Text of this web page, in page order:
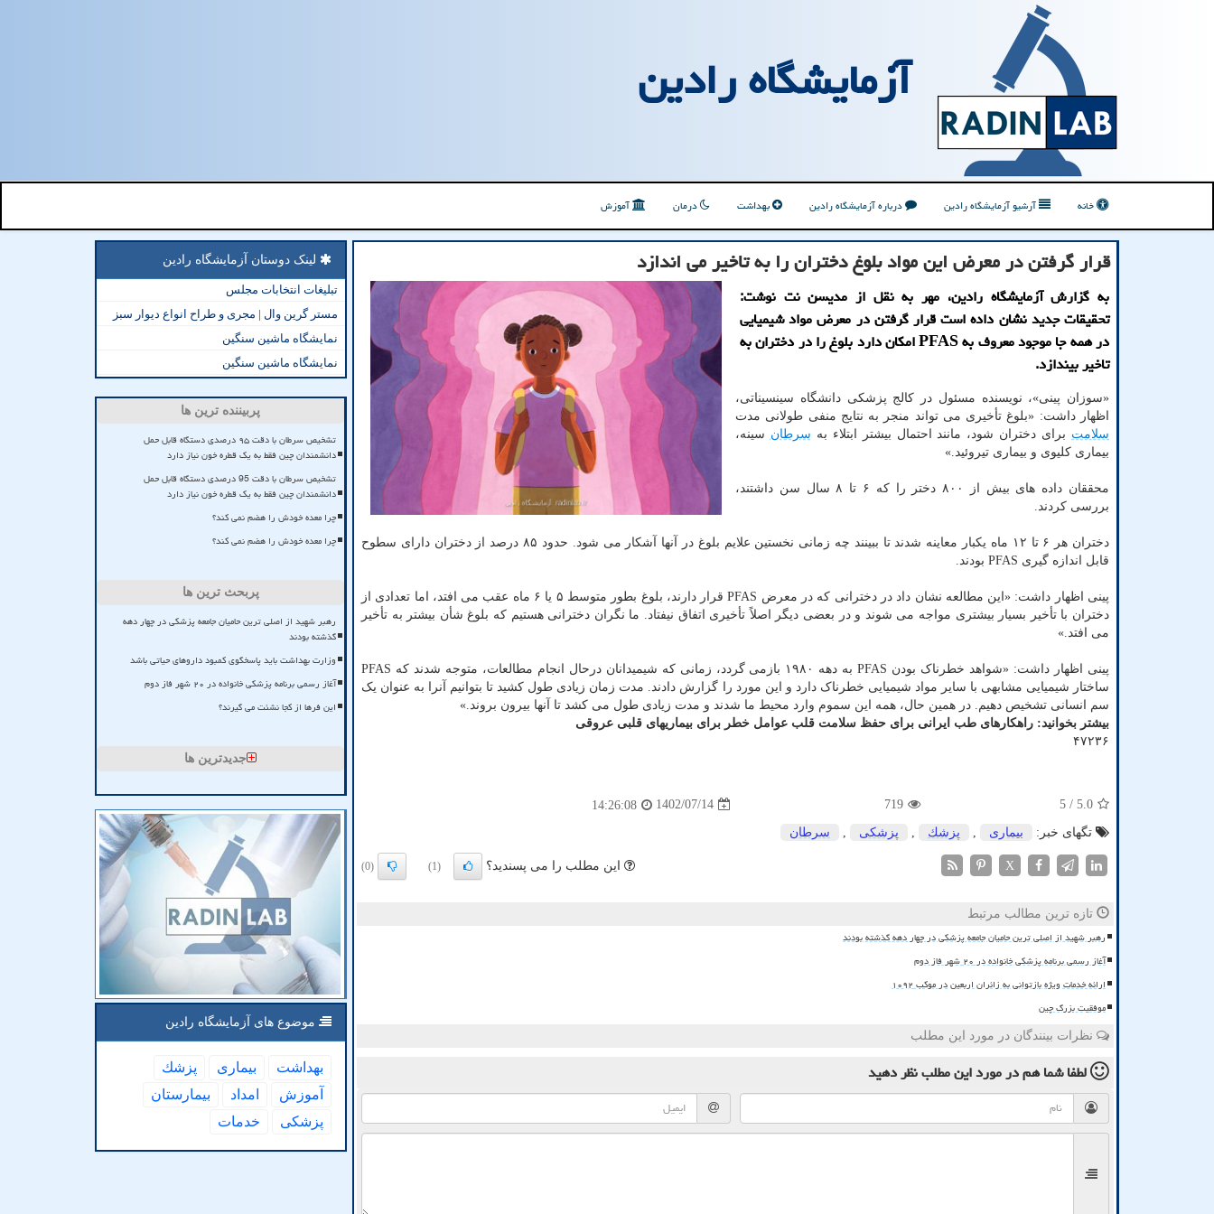
آزمایشگاه رادین
خانه آرشیو آزمایشگاه رادین درباره آزمایشگاه رادین بهداشت درمان آموزش
قرار گرفتن در معرض این مواد بلوغ دختران را به تاخیر می اندازد
به گزارش آزمایشگاه رادین، مهر به نقل از مدیسن نت نوشت:
تحقیقات جدید نشان داده است قرار گرفتن در معرض مواد شیمیایی
در همه جا موجود معروف به PFAS امکان دارد بلوغ را در دختران به
تاخیر بیندازد.
«سوزان پینی»، نویسنده مسئول در کالج پزشکی دانشگاه سینسیناتی،
اظهار داشت: «بلوغ تأخیری می تواند منجر به نتایج منفی طولانی مدت
سلامت برای دختران شود، مانند احتمال بیشتر ابتلاء به سرطان سینه،
بیماری کلیوی و بیماری تیروئید.»
محققان داده های بیش از ۸۰۰ دختر را که ۶ تا ۸ سال سن داشتند،
بررسی کردند.
دختران هر ۶ تا ۱۲ ماه یکبار معاینه شدند تا ببینند چه زمانی نخستین علایم بلوغ در آنها آشکار می شود. حدود ۸۵ درصد از دختران دارای سطوح
قابل اندازه گیری PFAS بودند.
پینی اظهار داشت: «این مطالعه نشان داد در دخترانی که در معرض PFAS قرار دارند، بلوغ بطور متوسط ۵ یا ۶ ماه عقب می افتد، اما تعدادی از
دختران با تأخیر بسیار بیشتری مواجه می شوند و در بعضی دیگر اصلاً تأخیری اتفاق نیفتاد. ما نگران دخترانی هستیم که بلوغ شأن بیشتر به تأخیر
می افتد.»
پینی اظهار داشت: «شواهد خطرناک بودن PFAS به دهه ۱۹۸۰ بازمی گردد، زمانی که شیمیدانان درحال انجام مطالعات، متوجه شدند که PFAS
ساختار شیمیایی مشابهی با سایر مواد شیمیایی خطرناک دارد و این مورد را گزارش دادند. مدت زمان زیادی طول کشید تا بتوانیم آنرا به عنوان یک
سم انسانی تشخیص دهیم. در همین حال، همه این سموم وارد محیط ما شدند و مدت زیادی طول می کشد تا آنها بیرون بروند.»
بیشتر بخوانید: راهکارهای طب ایرانی برای حفظ سلامت قلب عوامل خطر برای بیماریهای قلبی عروقی
۴۷۲۳۶
5.0
/ 5
719
1402/07/14
14:26:08
تگهای خبر:
بیماری پزشك پزشكی سرطان
X این مطلب را می پسندید؟ (1)
(0)
تازه ترین مطالب مرتبط
رهبر شهید از اصلی ترین حامیان جامعه پزشکی در چهار دهه گذشته بودند
آغاز رسمی برنامه پزشکی خانواده در ۲۰ شهر فاز دوم
ارائه خدمات ویژه بازتوانی به زائران اربعین در موکب ۱۰۹۲
موفقیت بزرگ چین
نظرات بینندگان در مورد این مطلب
لطفا شما همدر مورد این مطلبنظر دهید
لینک دوستان آزمایشگاه رادین
تبلیغات انتخابات مجلس
مستر گرین وال | مجری و طراح انواع دیوار سبز
نمایشگاه ماشین سنگین
نمایشگاه ماشین سنگین
پربیننده ترین ها
تشخیص سرطان با دقت ۹۵ درصدی دستگاه قابل حمل
دانشمندان چین فقط به یک قطره خون نیاز دارد
تشخیص سرطان با دقت 95 درصدی دستگاه قابل حمل
دانشمندان چین فقط به یک قطره خون نیاز دارد
چرا معده خودش را هضم نمی کند؟
چرا معده خودش را هضم نمی کند؟
پربحث ترین ها
رهبر شهید از اصلی ترین حامیان جامعه پزشکی در چهار دهه
گذشته بودند
وزارت بهداشت باید پاسخگوی کمبود داروهای حیاتی باشد
آغاز رسمی برنامه پزشکی خانواده در ۲۰ شهر فاز دوم
این فرها از کجا نشئت می گیرند؟
جدیدترین ها
موضوع های آزمایشگاه رادین
بهداشت بیماری
پزشك
آموزش
امداد
بیمارستان
پزشكی
خدمات